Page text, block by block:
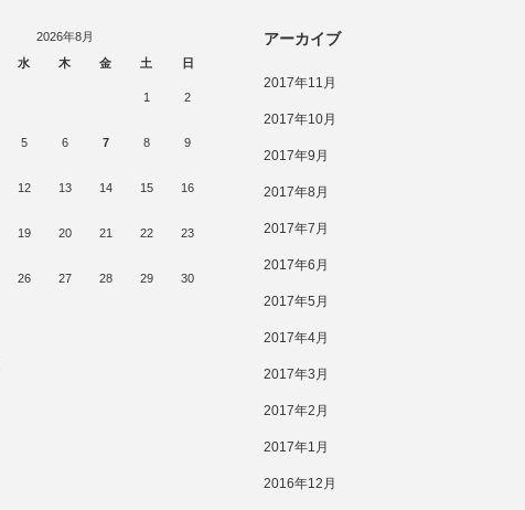
2026年8月
水 木 金 土 日
1 2
5 6 7 8 9
12 13 14 15 16
19 20 21 22 23
26 27 28 29 30
アーカイブ
2017年11月
2017年10月
2017年9月
2017年8月
2017年7月
2017年6月
2017年5月
2017年4月
2017年3月
2017年2月
2017年1月
2016年12月